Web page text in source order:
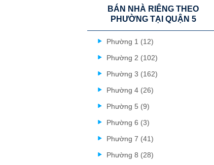
BÁN NHÀ RIÊNG THEO
PHƯỜNG TẠI QUẬN 5
Phường 1 (12)
Phường 2 (102)
Phường 3 (162)
Phường 4 (26)
Phường 5 (9)
Phường 6 (3)
Phường 7 (41)
Phường 8 (28)